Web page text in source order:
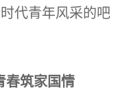
代青年风采的吧
春筑家国情